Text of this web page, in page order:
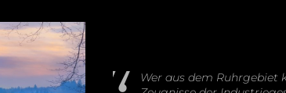
Wer aus dem Ruhrgebiet